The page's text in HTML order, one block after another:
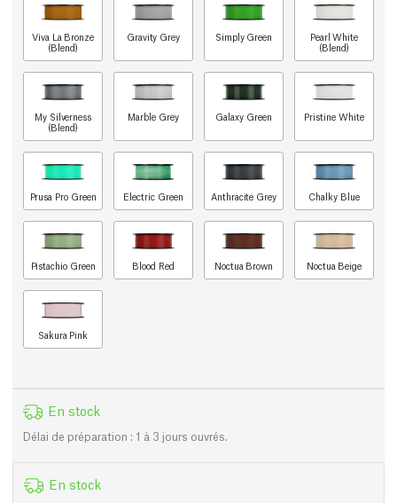
Viva La Bronze
(Blend)
Gravity Grey Simply Green
Pearl White
(Blend)
My Silverness
(Blend)
Marble Grey Galaxy Green Pristine White
Prusa Pro Green Electric Green Anthracite Grey Chalky Blue
Pistachio Green Blood Red Noctua Brown Noctua Beige
Sakura Pink
En stock
Délai de préparation : 1 à 3 jours ouvrés.
En stock